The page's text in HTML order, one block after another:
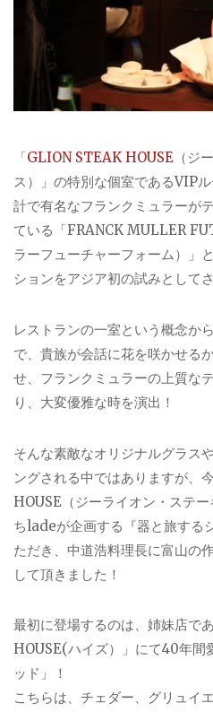
「GLION STEAK HOUSE （ジ
ス）」の特別な個室であるVIP
計で有名なフランクミュラーが
ている「FRANCK MULLER
ラーフューチャーフォーム）」
ションをアジア初の試みとして
レストランの一室という概念か
で、貴族が会話に花を咲かせる
せ、フランクミュラーの上質な
り、大変優雅な時を演出！
そんな素敵なオリジナルグラス
ングされる中ではありますが、
HOUSE（ジーライオン・ステ
ちladeが企画する『器と旅する
ただき、中道浩料理長に富山
して頂きました！
最初に登場するのは、姉妹店で
HOUSE(ハイズ）」にて40年間
ッド」！
こちらは、チェダー、グリュイ